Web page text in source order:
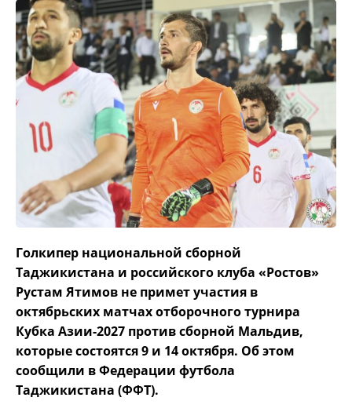
Голкипер национальной сборной
Таджикистана и российского клуба «Ростов»
Рустам Ятимов не примет участия в
октябрьских матчах отборочного турнира
Кубка Азии-2027 против сборной Мальдив,
которые состоятся 9 и 14 октября. Об этом
сообщили в Федерации футбола
Таджикистана (ФФТ).